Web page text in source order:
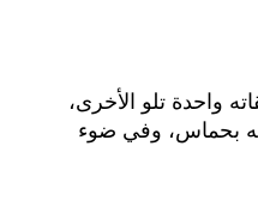
واحدة تلو الأخرى،
قصته بحماس، وفي ضوء